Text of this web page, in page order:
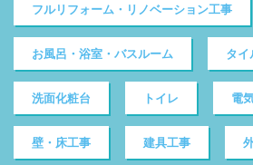
フルリフォーム・リノベーション工事
お風呂・浴室・バスルーム タイ
洗面化粧台 トイレ 電
壁・床工事 建具工事